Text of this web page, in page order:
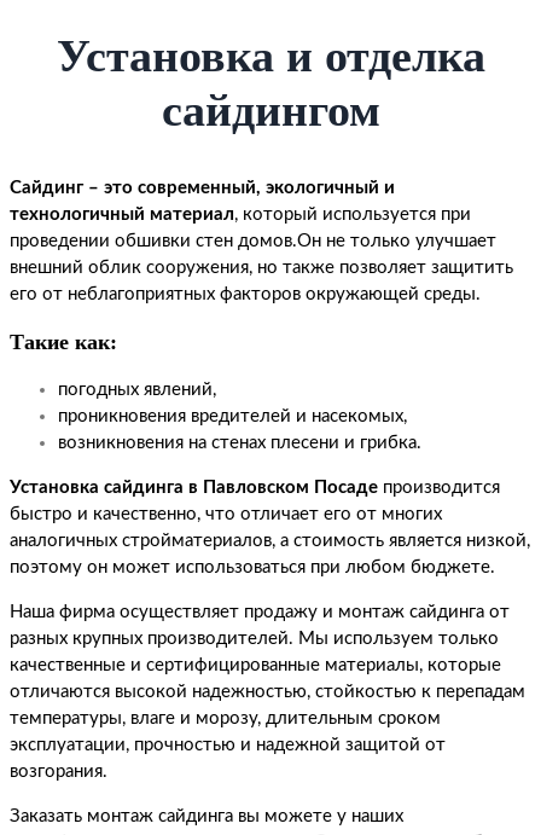
Установка и отделка
сайдингом
Сайдинг – это современный, экологичный и
технологичный материал, который используется при
проведении обшивки стен домов.Он не только улучшает
внешний облик сооружения, но также позволяет защитить
его от неблагоприятных факторов окружающей среды.
Такие как:
погодных явлений,
проникновения вредителей и насекомых,
возникновения на стенах плесени и грибка.
Установка сайдинга в Павловском Посаде производится
быстро и качественно, что отличает его от многих
аналогичных стройматериалов, а стоимость является низкой,
поэтому он может использоваться при любом бюджете.
Наша фирма осуществляет продажу и монтаж сайдинга от
разных крупных производителей. Мы используем только
качественные и сертифицированные материалы, которые
отличаются высокой надежностью, стойкостью к перепадам
температуры, влаге и морозу, длительным сроком
эксплуатации, прочностью и надежной защитой от
возгорания.
Заказать монтаж сайдинга вы можете у наших